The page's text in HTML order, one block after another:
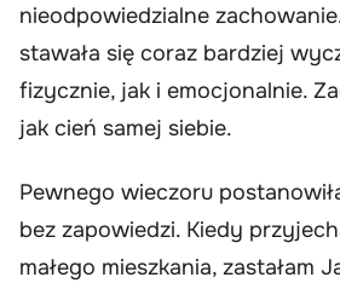
nieodpowiedzialne
stawała się coraz bardziej
fizycznie, jak i emocjonalnie.
jak cień samej siebie.
Pewnego wieczoru
bez zapowiedzi. Kiedy
małego mieszkania, zastałam